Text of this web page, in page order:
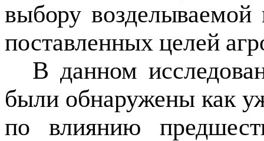
выбору
поставленных целей
В данном
были обнаружены как
по влиянию